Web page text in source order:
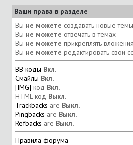
Ваши права в разделе
Вы не можете создавать новые темы
Вы не можете отвечать в темах
Вы не можете прикреплять вложения
Вы не можете редактировать свои
BB коды Вкл.
Смайлы Вкл.
[IMG] код Вкл.
HTML код Выкл.
Trackbacks are Выкл.
Pingbacks are Выкл.
Refbacks are Выкл.
Правила форума